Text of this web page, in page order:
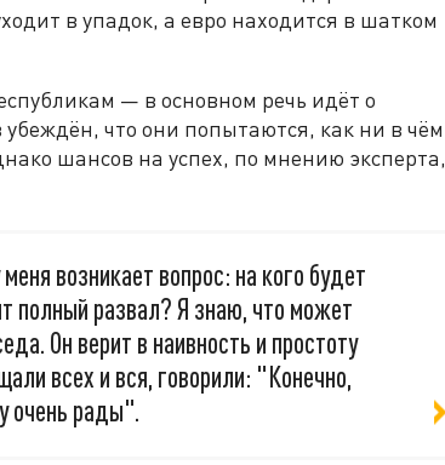
в упадок, а евро находится в шатком
— в основном речь идёт о
что они попытаются, как ни в чём
шансов на успех, по мнению эксперта,
возникает вопрос: на кого будет
полный развал? Я знаю, что может
Он верит в наивность и простоту
всех и вся, говорили: "Конечно,
очень рады".